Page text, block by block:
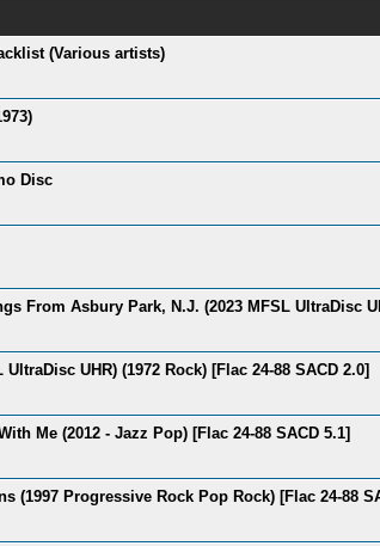
(Various artists)
Disc
From Asbury Park, N.J. (2023 MFSL UltraDisc
UHR) (1972 Rock) [Flac 24-88 SACD 2.0]
Me (2012 - Jazz Pop) [Flac 24-88 SACD 5.1]
(1997 Progressive Rock Pop Rock) [Flac 24-88